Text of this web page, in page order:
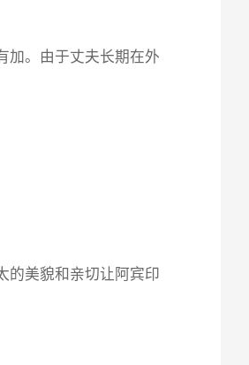
加。由于丈夫长期在外
的美貌和亲切让阿宾印